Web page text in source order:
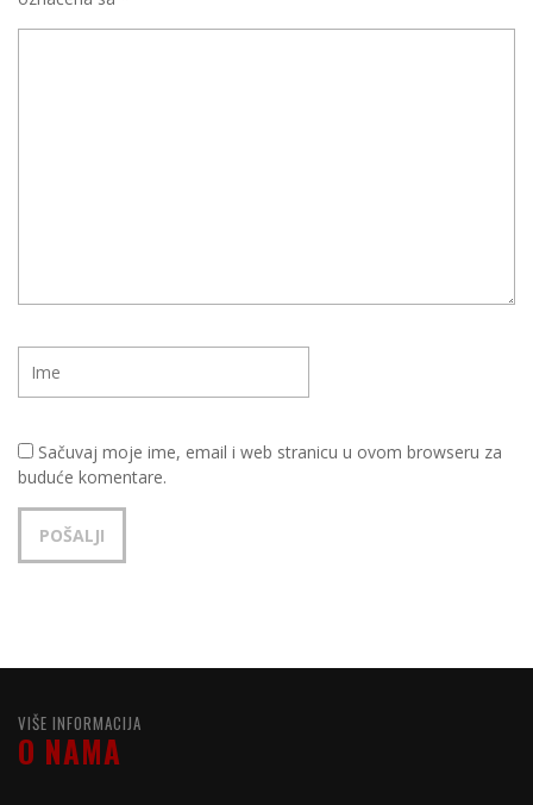
Sačuvaj moje ime, email i web stranicu u ovom browseru za
buduće komentare.
VIŠE INFORMACIJA
O NAMA